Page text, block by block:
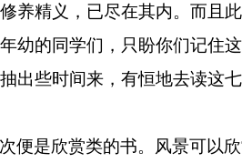
养精义，已尽在其内。而且
幼的同学们，只盼你们记住
出些时间来，有恒地去读这
便是欣赏类的书。风景可以